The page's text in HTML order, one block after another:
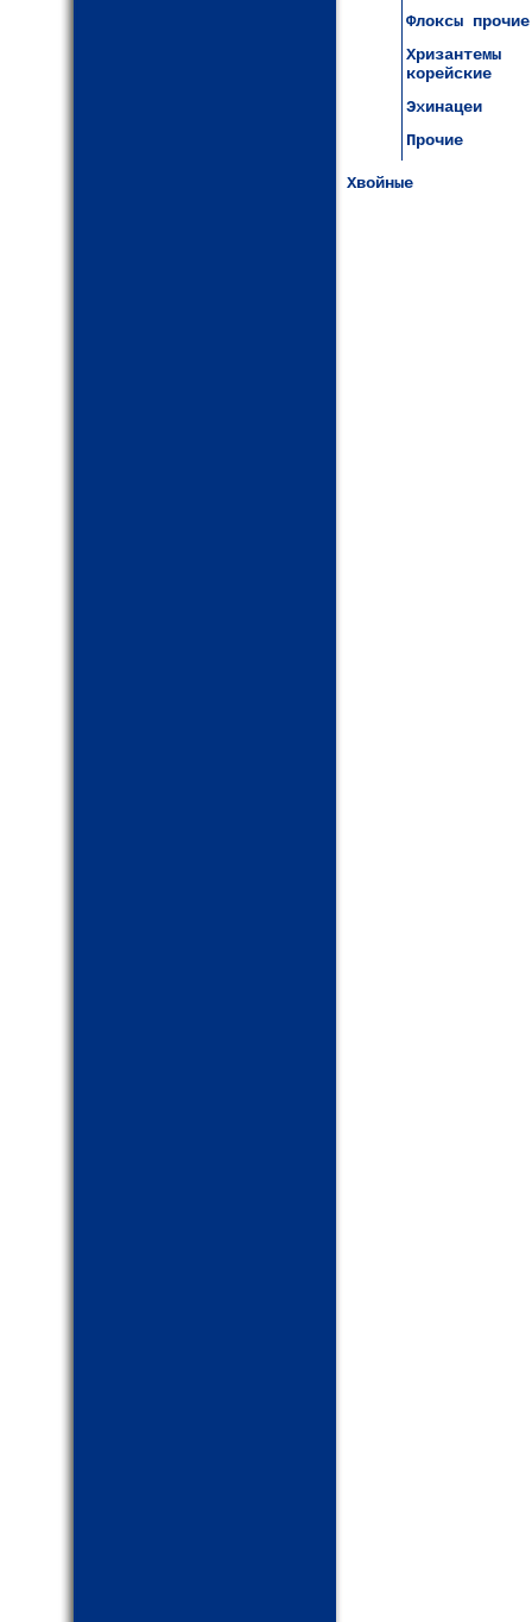
Флоксы прочие
Хризантемы
корейские
Эхинацеи
Прочие
Хвойные